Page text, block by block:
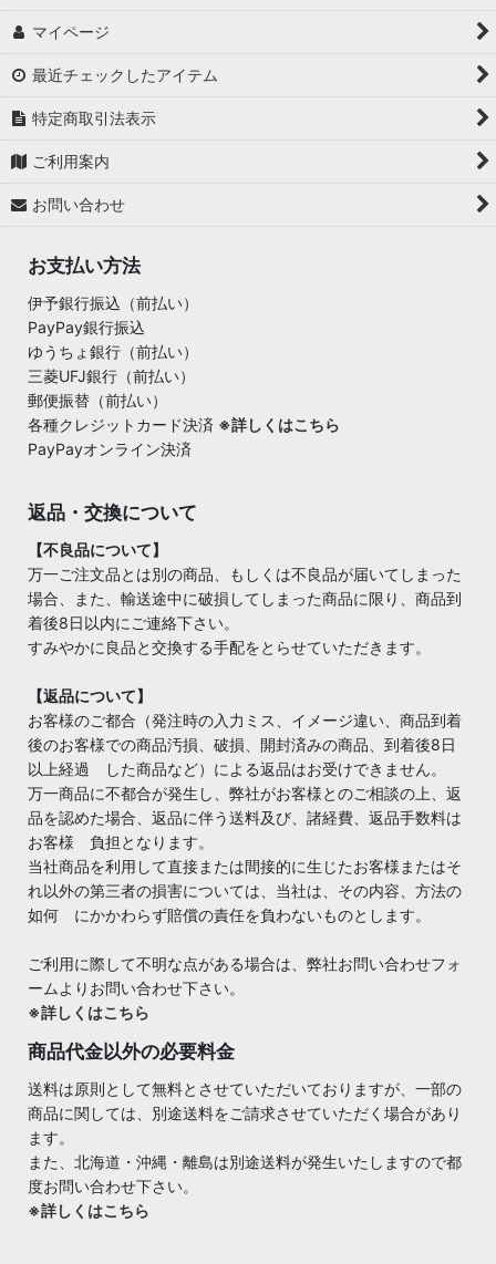
マイページ
最近チェックしたアイテム
特定商取引法表示
ご利用案内
お問い合わせ
お支払い方法
伊予銀行振込（前払い）
PayPay銀行振込
ゆうちょ銀行（前払い）
三菱UFJ銀行（前払い）
郵便振替（前払い）
各種クレジットカード決済 ※詳しくはこちら
PayPayオンライン決済
返品・交換について
【不良品について】
万一ご注文品とは別の商品、もしくは不良品が届いてしまった
場合、また、輸送途中に破損してしまった商品に限り、商品到
着後8日以内にご連絡下さい。
すみやかに良品と交換する手配をとらせていただきます。
【返品について】
お客様のご都合（発注時の入力ミス、イメージ違い、商品到着
後のお客様での商品汚損、破損、開封済みの商品、到着後8日
以上経過 した商品など）による返品はお受けできません。
万一商品に不都合が発生し、弊社がお客様とのご相談の上、返
品を認めた場合、返品に伴う送料及び、諸経費、返品手数料は
お客様 負担となります。
当社商品を利用して直接または間接的に生じたお客様またはそ
れ以外の第三者の損害については、当社は、その内容、方法の
如何 にかかわらず賠償の責任を負わないものとします。
ご利用に際して不明な点がある場合は、弊社お問い合わせフォ
ームよりお問い合わせ下さい。
※詳しくはこちら
商品代金以外の必要料金
送料は原則として無料とさせていただいておりますが、一部の
商品に関しては、別途送料をご請求させていただく場合があり
ます。
また、北海道・沖縄・離島は別途送料が発生いたしますので都
度お問い合わせ下さい。
※詳しくはこちら